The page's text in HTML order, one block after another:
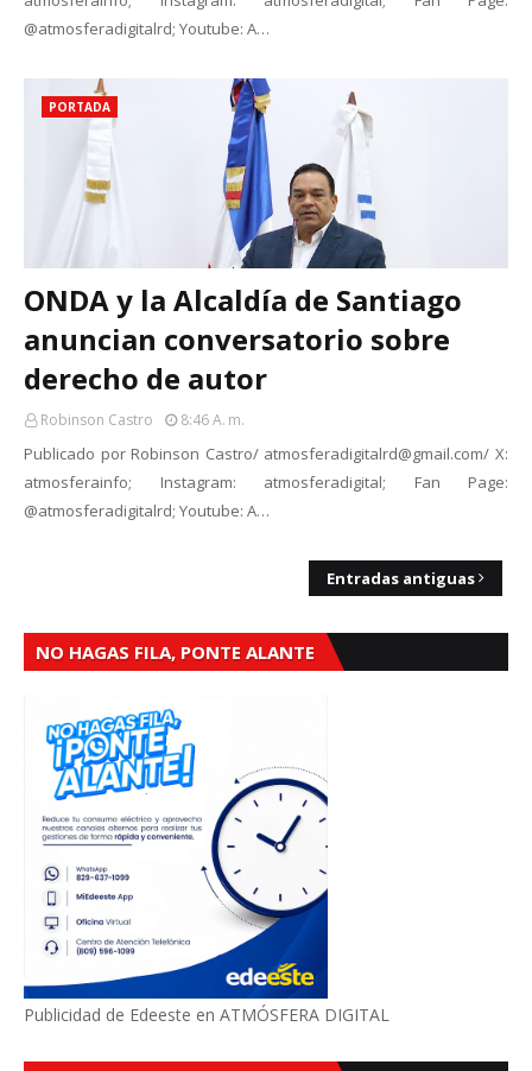
@atmosferadigitalrd; Youtube: A…
PORTADA
ONDA y la Alcaldía de Santiago
anuncian conversatorio sobre
derecho de autor
Robinson Castro 8:46 A. M.
Publicado por Robinson Castro/ atmosferadigitalrd@gmail.com/ X:
atmosferainfo; Instagram: atmosferadigital; Fan Page:
@atmosferadigitalrd; Youtube: A…
Entradas antiguas
NO HAGAS FILA, PONTE ALANTE
Publicidad de Edeeste en ATMÓSFERA DIGITAL